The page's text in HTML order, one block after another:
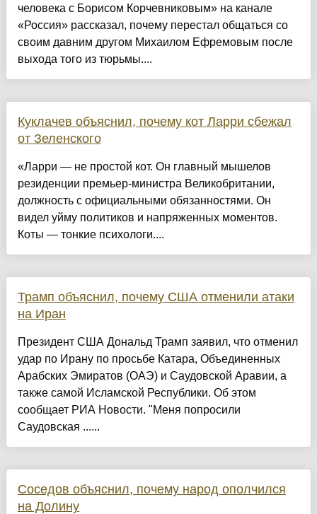
человека с Борисом Корчевниковым» на канале
«Россия» рассказал, почему перестал общаться со
своим давним другом Михаилом Ефремовым после
выхода того из тюрьмы....
Куклачев объяснил, почему кот Ларри сбежал
от Зеленского
«Ларри — не простой кот. Он главный мышелов
резиденции премьер-министра Великобритании,
должность с официальными обязанностями. Он
видел уйму политиков и напряженных моментов.
Коты — тонкие психологи....
Трамп объяснил, почему США отменили атаки
на Иран
Президент США Дональд Трамп заявил, что отменил
удар по Ирану по просьбе Катара, Объединенных
Арабских Эмиратов (ОАЭ) и Саудовской Аравии, а
также самой Исламской Республики. Об этом
сообщает РИА Новости. "Меня попросили
Саудовская ......
Соседов объяснил, почему народ ополчился
на Долину